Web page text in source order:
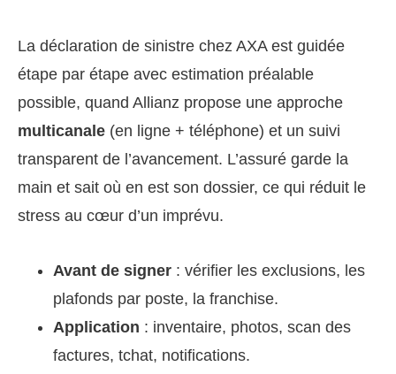
La déclaration de sinistre chez AXA est guidée
étape par étape avec estimation préalable
possible, quand Allianz propose une approche
multicanale (en ligne + téléphone) et un suivi
transparent de l’avancement. L’assuré garde la
main et sait où en est son dossier, ce qui réduit le
stress au cœur d’un imprévu.
Avant de signer : vérifier les exclusions, les
plafonds par poste, la franchise.
Application : inventaire, photos, scan des
factures, tchat, notifications.